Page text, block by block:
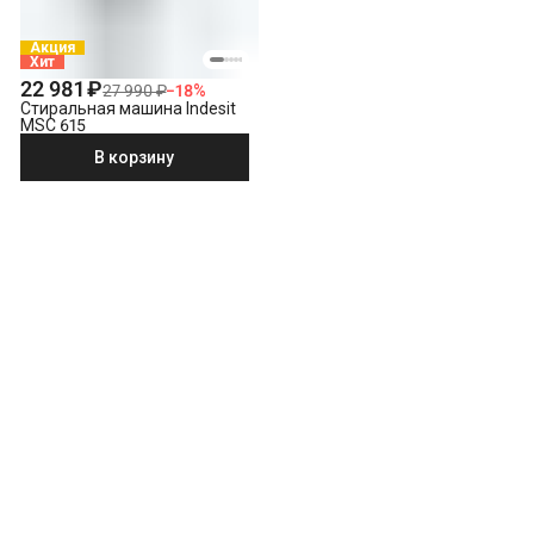
Акция
Хит
22 981 ₽27 990 ₽−18%
Стиральная машина Indesit
MSC 615
В корзину